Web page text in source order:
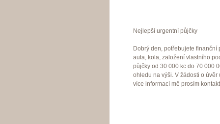
Nejlepší urgentní půjčky
Dobrý den, potřebujete
auta, kola, založení vlastního
půjčky od 30 000 kc do 70 000
ohledu na výši. V žádosti o
více informací mě prosím